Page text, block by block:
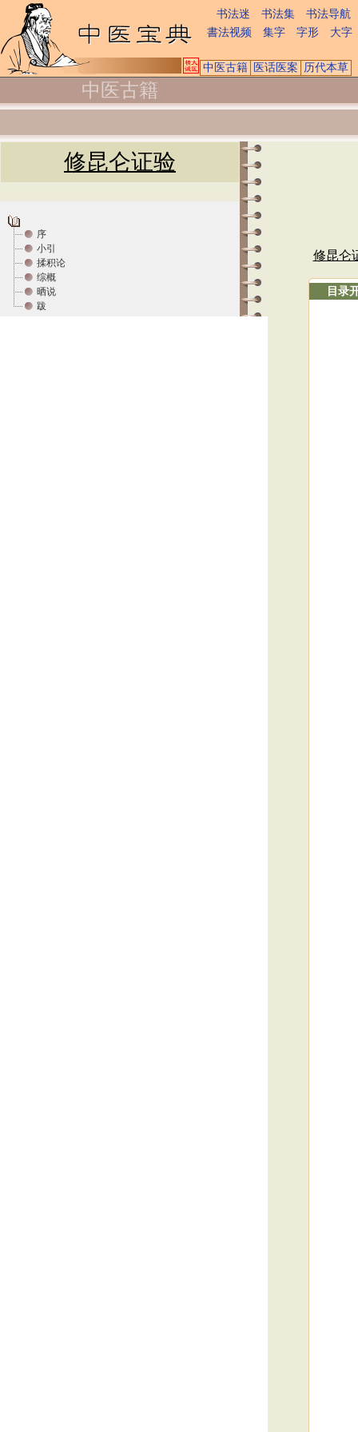
书法迷 书法集
书法导航
書法视频
集字 字形 大字
中医古籍 医话医案 历代本草
中医古籍
修昆仑证验
序
小引
揉积论
综概
晒说
跋
修昆仑
目录